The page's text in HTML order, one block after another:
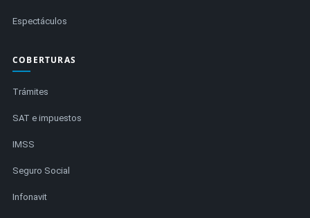
Espectáculos
COBERTURAS
Trámites
SAT e impuestos
IMSS
Seguro Social
Infonavit